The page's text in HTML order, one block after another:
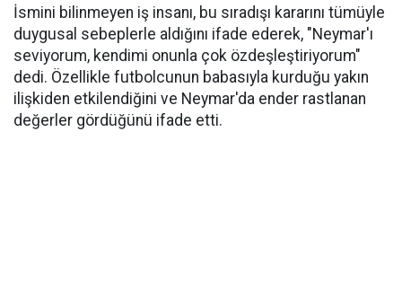
İsmini bilinmeyen iş insanı, bu sıradışı kararını tümüyle
duygusal sebeplerle aldığını ifade ederek, "Neymar'ı
seviyorum, kendimi onunla çok özdeşleştiriyorum"
dedi. Özellikle futbolcunun babasıyla kurduğu yakın
ilişkiden etkilendiğini ve Neymar'da ender rastlanan
değerler gördüğünü ifade etti.